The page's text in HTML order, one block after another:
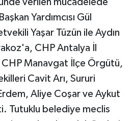
verilen mücadelede
Yardımcısı Gül
Yaşar Tüzün ile Aydın
CHP Antalya İl
CHP Manavgat İlçe Örgütü,
Cavit Arı, Sururi
Aliye Coşar ve Aykut
Tutuklu belediye meclis